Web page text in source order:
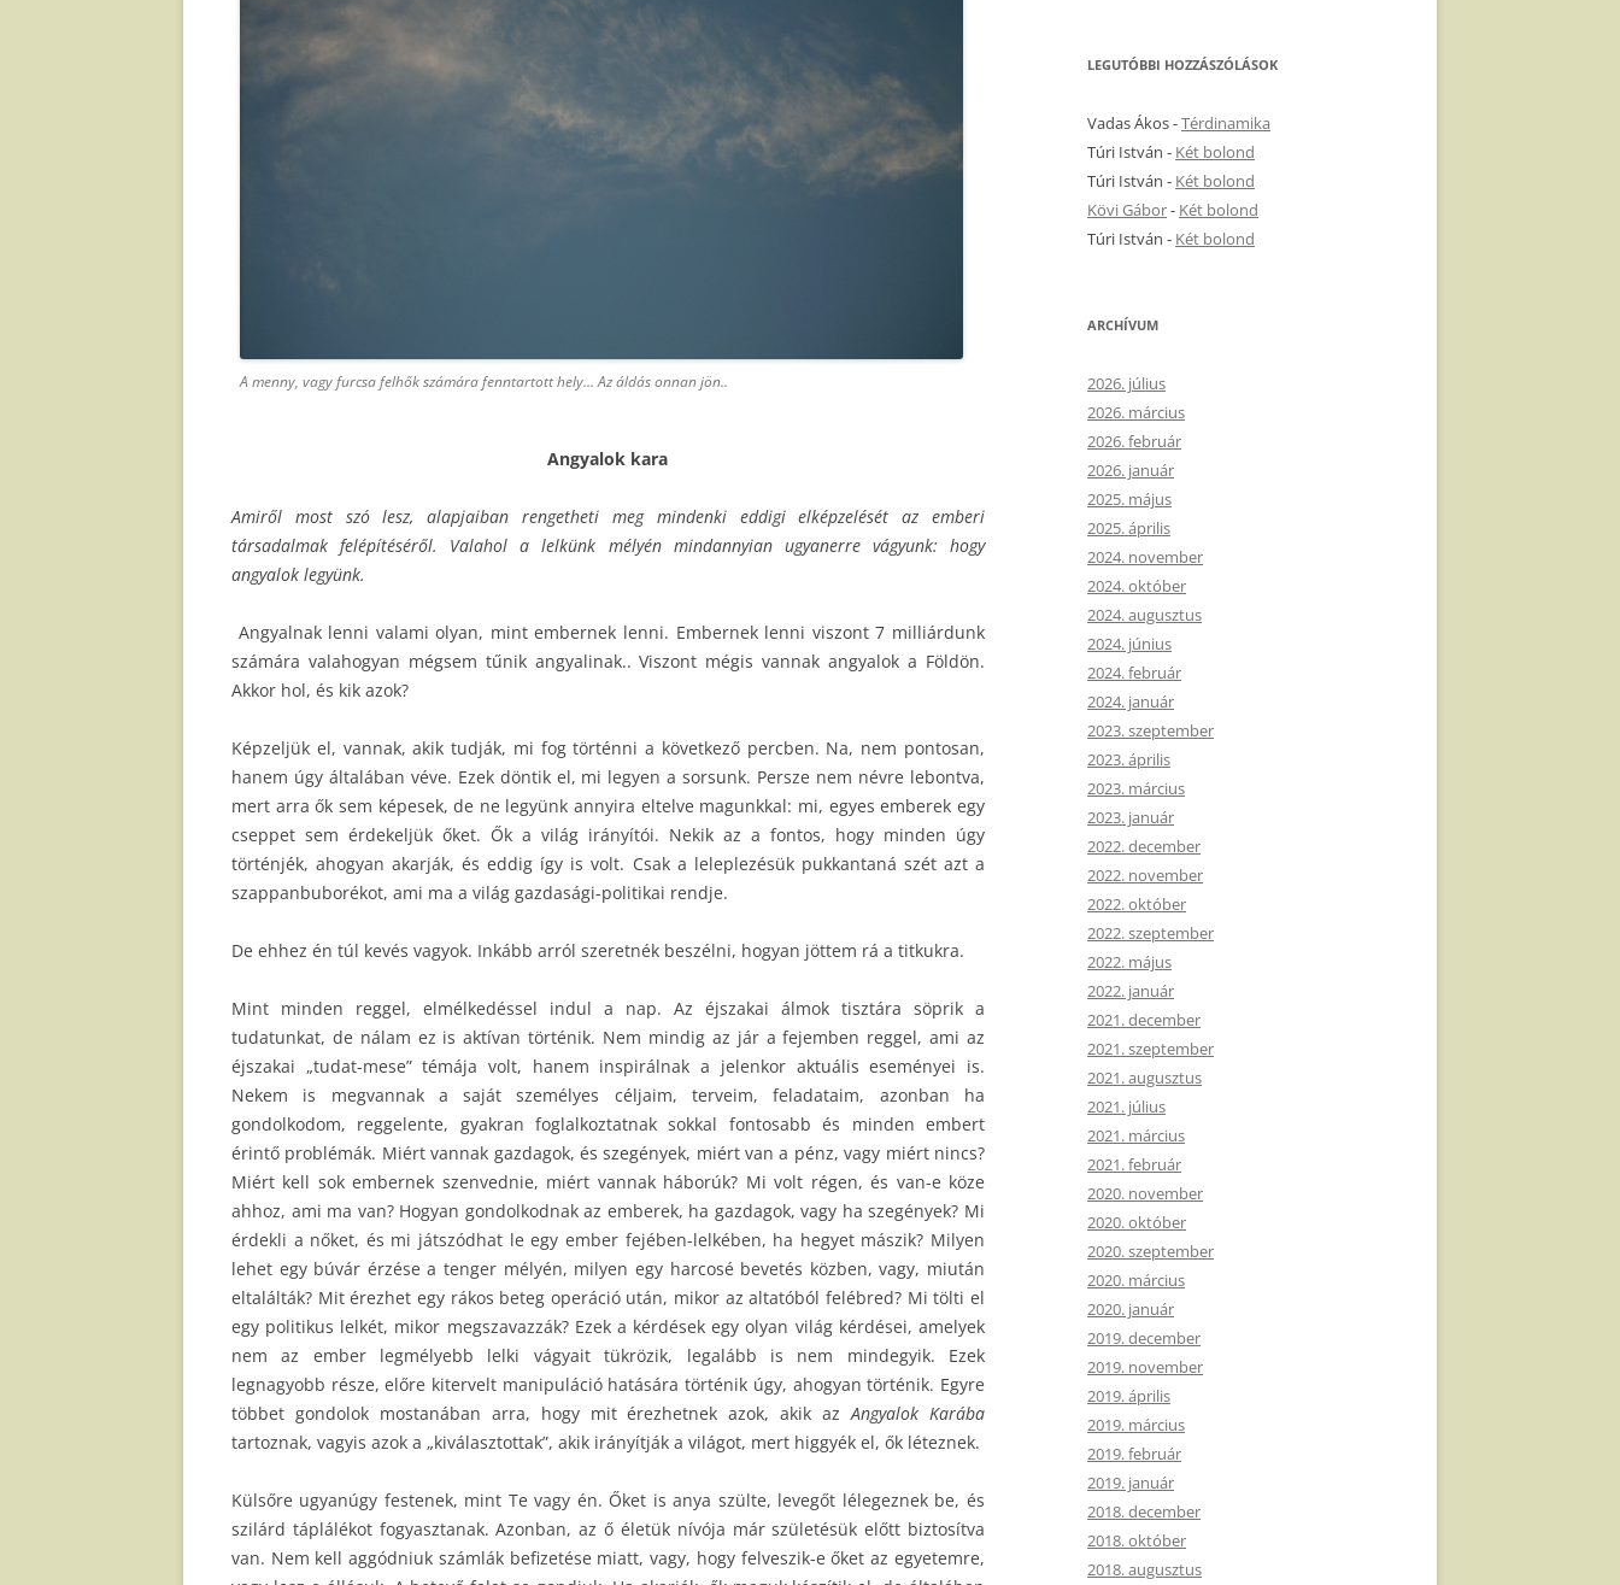
A menny, vagy furcsa felhők számára fenntartott hely… Az áldás onnan jön..
Angyalok kara
Amiről most szó lesz, alapjaiban rengetheti meg mindenki eddigi elképzelését az emberi
társadalmak felépítéséről. Valahol a lelkünk mélyén mindannyian ugyanerre vágyunk: hogy
angyalok legyünk.
Angyalnak lenni valami olyan, mint embernek lenni. Embernek lenni viszont 7 milliárdunk
számára valahogyan mégsem tűnik angyalinak.. Viszont mégis vannak angyalok a Földön.
Akkor hol, és kik azok?
Képzeljük el, vannak, akik tudják, mi fog történni a következő percben. Na, nem pontosan,
hanem úgy általában véve. Ezek döntik el, mi legyen a sorsunk. Persze nem névre lebontva,
mert arra ők sem képesek, de ne legyünk annyira eltelve magunkkal: mi, egyes emberek egy
cseppet sem érdekeljük őket. Ők a világ irányítói. Nekik az a fontos, hogy minden úgy
történjék, ahogyan akarják, és eddig így is volt. Csak a leleplezésük pukkantaná szét azt a
szappanbuborékot, ami ma a világ gazdasági-politikai rendje.
De ehhez én túl kevés vagyok. Inkább arról szeretnék beszélni, hogyan jöttem rá a titkukra.
Mint minden reggel, elmélkedéssel indul a nap. Az éjszakai álmok tisztára söprik a
tudatunkat, de nálam ez is aktívan történik. Nem mindig az jár a fejemben reggel, ami az
éjszakai „tudat-mese” témája volt, hanem inspirálnak a jelenkor aktuális eseményei is.
Nekem is megvannak a saját személyes céljaim, terveim, feladataim, azonban ha
gondolkodom, reggelente, gyakran foglalkoztatnak sokkal fontosabb és minden embert
érintő problémák. Miért vannak gazdagok, és szegények, miért van a pénz, vagy miért nincs?
Miért kell sok embernek szenvednie, miért vannak háborúk? Mi volt régen, és van-e köze
ahhoz, ami ma van? Hogyan gondolkodnak az emberek, ha gazdagok, vagy ha szegények? Mi
érdekli a nőket, és mi játszódhat le egy ember fejében-lelkében, ha hegyet mászik? Milyen
lehet egy búvár érzése a tenger mélyén, milyen egy harcosé bevetés közben, vagy, miután
eltalálták? Mit érezhet egy rákos beteg operáció után, mikor az altatóból felébred? Mi tölti el
egy politikus lelkét, mikor megszavazzák? Ezek a kérdések egy olyan világ kérdései, amelyek
nem az ember legmélyebb lelki vágyait tükrözik, legalább is nem mindegyik. Ezek
legnagyobb része, előre kitervelt manipuláció hatására történik úgy, ahogyan történik. Egyre
többet gondolok mostanában arra, hogy mit érezhetnek azok, akik azAngyalok Karába
tartoznak, vagyis azok a „kiválasztottak”, akik irányítják a világot, mert higgyék el, ők léteznek.
Külsőre ugyanúgy festenek, mint Te vagy én. Őket is anya szülte, levegőt lélegeznek be, és
szilárd táplálékot fogyasztanak. Azonban, az ő életük nívója már születésük előtt biztosítva
van. Nem kell aggódniuk számlák befizetése miatt, vagy, hogy felveszik-e őket az egyetemre,
LEGUTÓBBI HOZZÁSZÓLÁSOK
Vadas Ákos-Térdinamika
Túri István - Két bolond
Túri István - Két bolond
Kövi Gábor- Két bolond
Túri István - Két bolond
ARCHÍVUM
2026. július
2026. március
2026. február
2026. január
2025. május
2025. április
2024. november
2024. október
2024. augusztus
2024. június
2024. február
2024. január
2023. szeptember
2023. április
2023. március
2023. január
2022. december
2022. november
2022. október
2022. szeptember
2022. május
2022. január
2021. december
2021. szeptember
2021. augusztus
2021. július
2021. március
2021. február
2020. november
2020. október
2020. szeptember
2020. március
2020. január
2019. december
2019. november
2019. április
2019. március
2019. február
2019. január
2018. december
2018. október
2018. augusztus